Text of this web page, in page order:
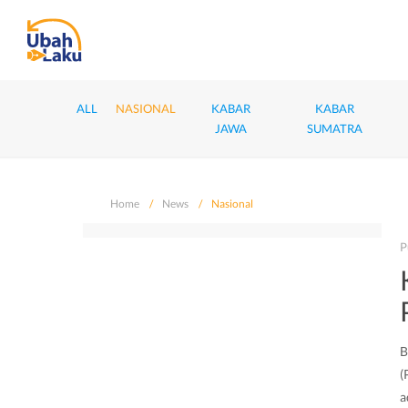
ALL NASIONAL
KABAR
JAWA
KABAR
SUMATRA
Home News Nasional